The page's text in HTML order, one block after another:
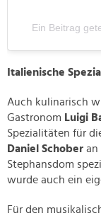
Ein Beitrag
Italienische
Auch kulinarisch
Gastronom Luigi
Spezialitäten für
Daniel Schober an
Stephansdom
wurde auch ein
Für den